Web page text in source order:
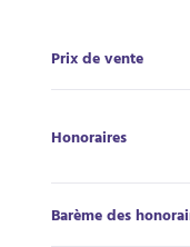
Prix de vente
Honoraires
Barème des